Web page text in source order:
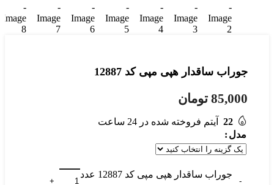
جوراب ساقدار هپی مپی کد 12887
85,000 تومان
22
آیتم فروخته شده در 24 ساعت
مدل
جوراب ساقدار هپی مپی کد 12887 عدد